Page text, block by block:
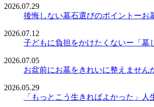
2026.07.29
後悔しない墓石選びのポイントーお
2026.07.12
子どもに負担をかけたくないー「墓
2026.07.05
お盆前にお墓をきれいに整えません
2026.05.29
「もっとこう生きればよかった」人